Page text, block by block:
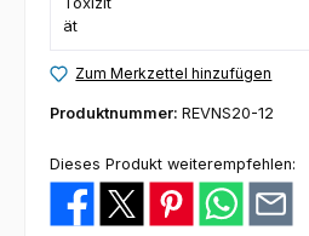
Zum Merkzettel hinzufügen
Produktnummer: REVNS20-12
Dieses Produkt weiterempfehlen: